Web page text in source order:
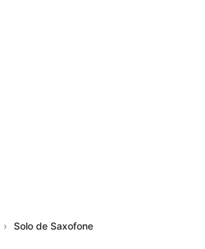
Solo de Saxofone